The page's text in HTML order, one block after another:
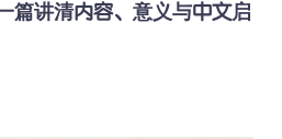
篇讲清内容、意义与中文启